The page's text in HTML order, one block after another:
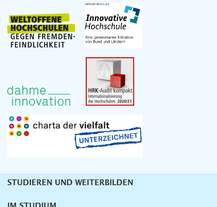
Unternavigation
STUDIEREN UND WEITERBILDEN